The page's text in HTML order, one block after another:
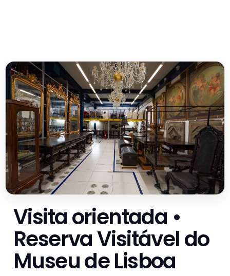
Visita orientada •
Reserva Visitável do
Museu de Lisboa